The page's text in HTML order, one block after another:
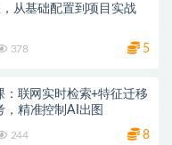
从基础配置到项目实战
378 5
：联网实时检索+特征迁移
，精准控制AI出图
244 8